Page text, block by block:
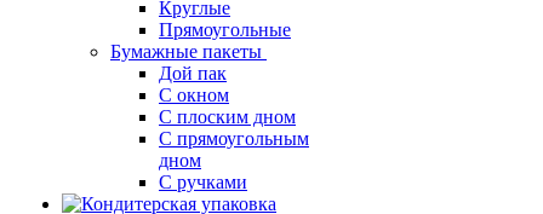
Круглые
Прямоугольные
Бумажные пакеты
Дой пак
С окном
С плоским дном
С прямоугольным
дном
С ручками